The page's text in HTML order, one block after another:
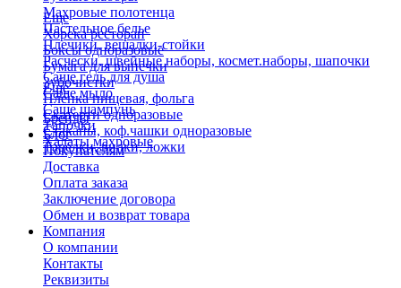
Махровые полотенца
Пастельное белье
Плечики, вешалки-стойки
Расчески, швейные наборы, космет.наборы, шапочки
Саше гель для душа
Саше мыло
Саше шампунь
Тапочки
Халаты махровые
Еще
Хорека ресторан
Боксы одноразовые
Бумага для выпечки
Зубочистки
Пленка пищевая, фольга
Скатерти одноразовые
Стаканы, коф.чашки одноразовые
Тарелки, вилки, ложки
Еще
Бренды
Блог
Покупателям
Доставка
Оплата заказа
Заключение договора
Обмен и возврат товара
Компания
О компании
Контакты
Реквизиты